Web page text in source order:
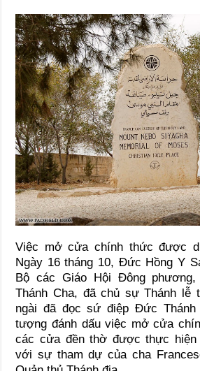
Việc mở cửa chính thức được
Ngày 16 tháng 10, Đức Hồng Y
Bộ các Giáo Hội Đông
Thánh Cha, đã chủ sự Thánh lễ
ngài đã đọc sứ điệp Đức
tượng đánh dấu việc mở cửa
các cửa đền thờ được thực hiện
với sự tham dự của cha